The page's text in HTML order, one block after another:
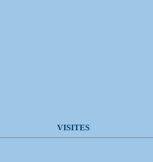
VISITES